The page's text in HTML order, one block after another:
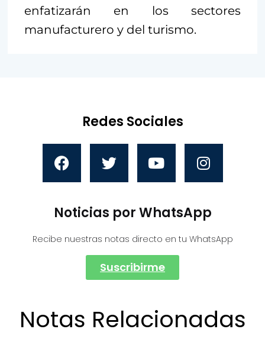
enfatizarán en los sectores
manufacturero y del turismo.
Redes Sociales
Noticias por WhatsApp
Recibe nuestras notas directo en tu WhatsApp
Suscribirme
Notas Relacionadas